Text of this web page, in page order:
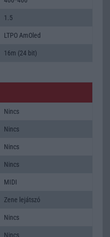
1.5
LTPO AmOled
16m (24 bit)
Nincs
Nincs
Nincs
Nincs
MIDI
Zene lejátszó
Nincs
Nincs